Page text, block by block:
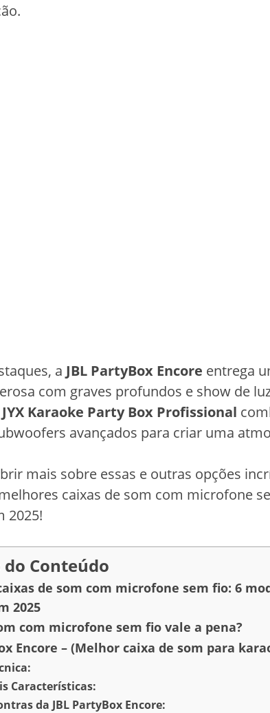
a JBL PartyBox Encore entrega
com graves profundos e show de
JYX Karaoke Party Box Profissional
avançados para criar uma
mais sobre essas e outras opções
caixas de som com microfone
2025!
do Conteúdo
de som com microfone sem fio: 6
2025
com microfone sem fio vale a pena?
Encore – (Melhor caixa de som para
Características:
da JBL PartyBox Encore: